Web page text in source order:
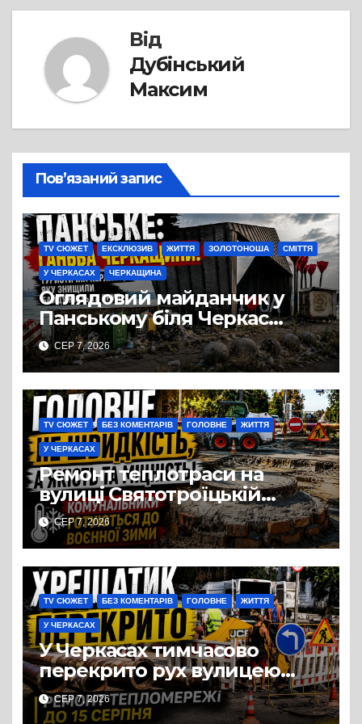
Від
Дубінський
Максим
Пов’язаний запис
TV СЮЖЕТ ЕКСКЛЮЗИВ ЖИТТЯ ЗОЛОТОНОША СМІТТЯ
У ЧЕРКАСАХ ЧЕРКАЩИНА
Оглядовий майданчик у
Панському біля Черкас
перетворився на занедбане
сміттєзвалище
СЕР 7, 2026
TV СЮЖЕТ БЕЗ КОМЕНТАРІВ ГОЛОВНЕ ЖИТТЯ
У ЧЕРКАСАХ
Ремонт теплотраси на
вулиці Святотроїцькій
затягнувся порівняно із
запланованими термінами.
Вулицю досі не відкрили
для руху
СЕР 7, 2026
TV СЮЖЕТ БЕЗ КОМЕНТАРІВ ГОЛОВНЕ ЖИТТЯ
У ЧЕРКАСАХ
У Черкасах тимчасово
перекрито рух вулицею
Хрещатик на перехресті з
Грушевського через ремонт
СЕР 7, 2026